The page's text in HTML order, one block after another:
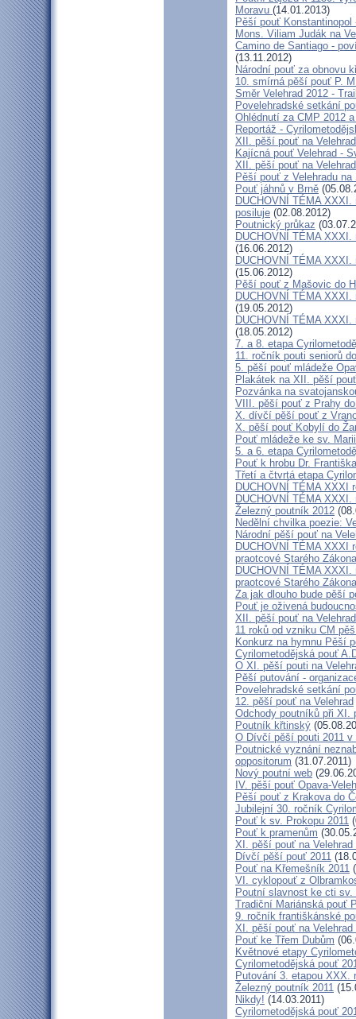
Moravu (14.01.2013)
Pěší pouť Konstantinopol
Mons. Viliam Judák na
Camino de Santiago -
(13.11.2012)
Národní pouť za obnovu
10. smírná pěší pouť P.
Směr Velehrad 2012 -
Povelehradské setkání
Ohlédnutí za CMP 2012
Reportáž -
XII. pěší pouť na
Kajícná pouť Velehrad -
XII. pěší pouť na
Pěší pouť z Velehradu na
Pouť jáhnů v Brně
DUCHOVNÍ TÉMA
posiluje (02.08.2012)
Poutnický průkaz
DUCHOVNÍ TÉMA
(16.06.2012)
DUCHOVNÍ TÉMA
(15.06.2012)
Pěší pouť z Mašovic do
DUCHOVNÍ TÉMA
(19.05.2012)
DUCHOVNÍ TÉMA
(18.05.2012)
7. a 8. etapa
11. ročník pouti seniorů
5. pěší pouť mládeže
Plakátek na XII. pěší
Pozvánka na
VIII. pěší pouť z Prahy
X. dívčí pěší pouť z
X. pěší pouť Kobylí do
Pouť mládeže ke sv.
5. a 6. etapa
Pouť k hrobu Dr.
Třetí a čtvrtá etapa
DUCHOVNÍ TÉMA XXXI
DUCHOVNÍ TÉMA
Železný poutník 2012
Nedělní chvilka poezie:
Národní pěší pouť na
DUCHOVNÍ TÉMA XXXI
praotcové Starého Zákona
DUCHOVNÍ TÉMA
praotcové Starého Zákona
Za jak dlouho bude pěší
Pouť je oživená
XII. pěší pouť na
11 roků od vzniku CM
Konkurz na hymnu Pěší
Cyrilometodějská pouť
O XI. pěší pouti na
Pěší putování -
Povelehradské setkání
12. pěší pouť na Velehrad
Odchody poutníků při XI.
Poutník křtinský
O Dívčí pěší pouti 2011 v
Poutnické vyznání
oppositorum (31.07.2011)
Nový poutní web
IV. pěší pouť Opava-
Pěší pouť z Krakova do
Jubilejní 30. ročník
Pouť k sv. Prokopu 2011
Pouť k pramenům
XI. pěší pouť na Velehrad
Dívčí pěší pouť 2011
Pouť na Křemešník 2011
VI. cyklopouť z
Poutní slavnost ke cti sv.
Tradiční Mariánská pouť
9. ročník františkánské
XI. pěší pouť na
Pouť ke Třem Dubům
Květnové etapy
Cyrilometodějská pouť
Putování 3. etapou XXX.
Železný poutník 2011
Nikdy! (14.03.2011)
Cyrilometodějská pouť